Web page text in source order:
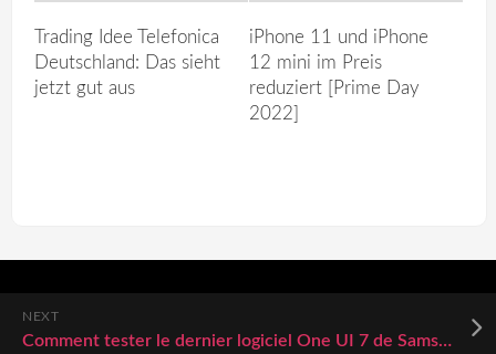
Trading Idee Telefonica
Deutschland: Das sieht
jetzt gut aus
iPhone 11 und iPhone
12 mini im Preis
reduziert [Prime Day
2022]
NEXT
Comment tester le dernier logiciel One UI 7 de Samsung sur votre iPhone